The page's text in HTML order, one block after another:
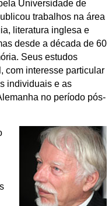
Universidade de
trabalhos na área
literatura inglesa e
desde a década de 60
Seus estudos
com interesse particular
individuais e as
no período pós-